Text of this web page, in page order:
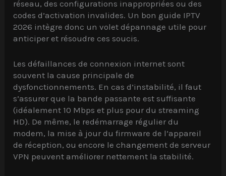
réseau, des configurations inappropriées ou des
codes d’activation invalides. Un bon guide IPTV
2026 intègre donc un volet dépannage utile pour
anticiper et résoudre ces soucis.
Les défaillances de connexion internet sont
souvent la cause principale de
dysfonctionnements. En cas d’instabilité, il faut
s’assurer que la bande passante est suffisante
(idéalement 10 Mbps et plus pour du streaming
HD). De même, le redémarrage régulier du
modem, la mise à jour du firmware de l’appareil
de réception, ou encore le changement de serveur
VPN peuvent améliorer nettement la stabilité.